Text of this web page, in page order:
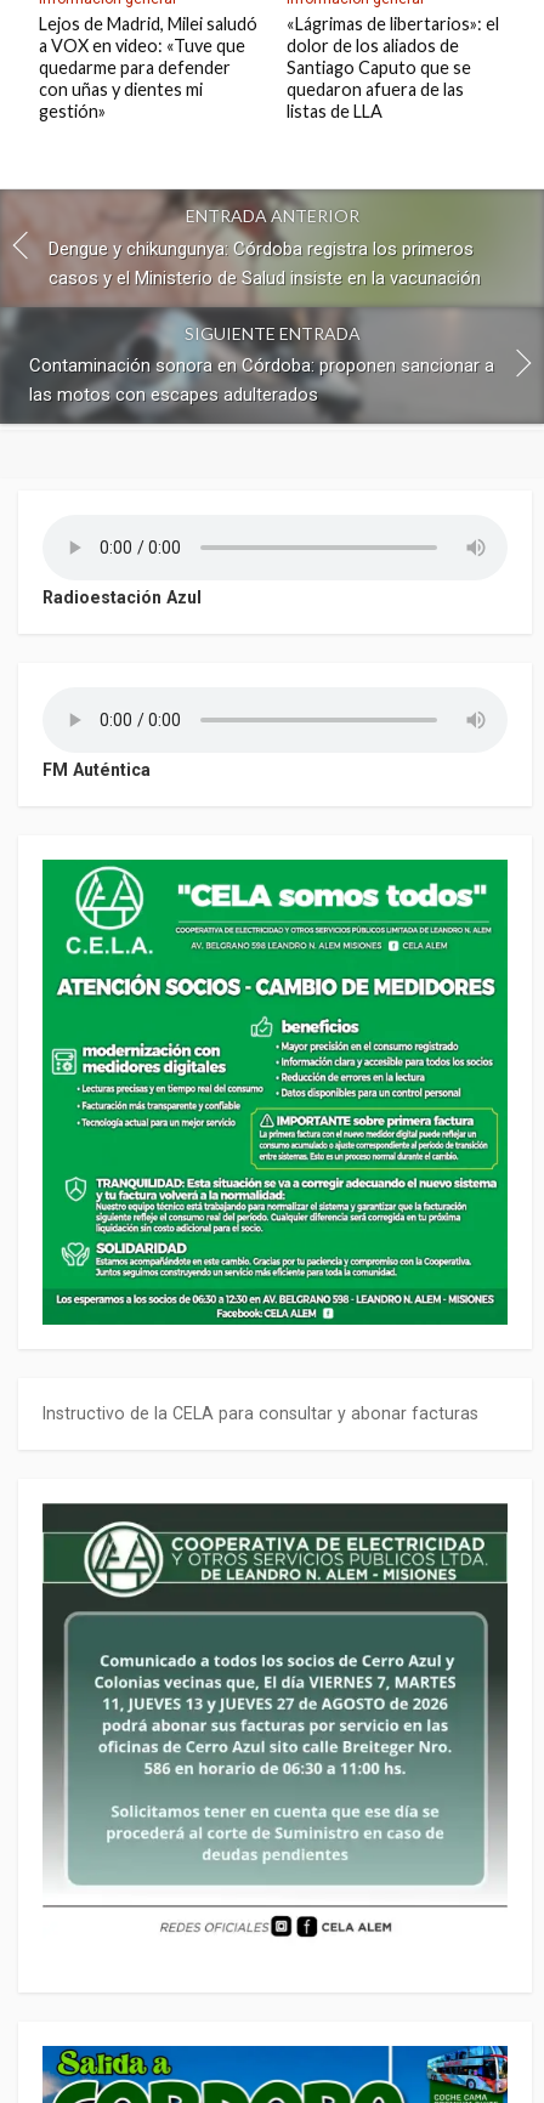
Lejos de Madrid, Milei saludó
a VOX en video: «Tuve que
quedarme para defender
con uñas y dientes mi
gestión»
«Lágrimas de libertarios»: el
dolor de los aliados de
Santiago Caputo que se
quedaron afuera de las
listas de LLA
ENTRADA ANTERIOR
Dengue y chikungunya: Córdoba registra los primeros
casos y el Ministerio de Salud insiste en la vacunación
SIGUIENTE ENTRADA
Contaminación sonora en Córdoba: proponen sancionar a
las motos con escapes adulterados
Radioestación Azul
FM Auténtica
Instructivo de la CELA para consultar y abonar facturas